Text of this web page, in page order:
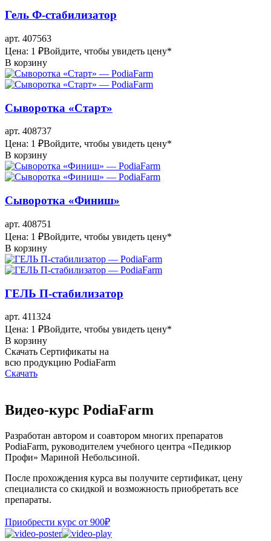
Гель Ф-стабилизатор
арт. 407563
Цена: 1 ₽Войдите, чтобы увидеть цену*
В корзину
Сыворотка «Старт»
арт. 408737
Цена: 1 ₽Войдите, чтобы увидеть цену*
В корзину
Сыворотка «Финиш»
арт. 408751
Цена: 1 ₽Войдите, чтобы увидеть цену*
В корзину
ГЕЛЬ П-стабилизатор
арт. 411324
Цена: 1 ₽Войдите, чтобы увидеть цену*
В корзину
Скачать Сертификаты на
всю продукцию PodiaFarm
Скачать
Видео-курс PodiaFarm
Разработан автором и соавтором многих препаратов
PodiaFarm, руководителем учебного центра «Педикюр
Профи» Мариной Небольсиной.
После прохождения курса вы получите сертификат, цену
специалиста со скидкой и возможность приобретать все
препараты.
Приобрести курс от 900₽